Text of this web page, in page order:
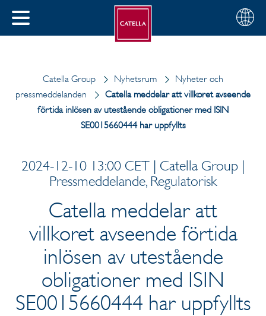
STÄNG
Välj
din
Svenska
Catella Group Nyhetsrum
Nyheter och
pressmeddelanden
Catella meddelar att villkoret avseende
förtida inlösen av utestående obligationer med ISIN
SE0015660444 har uppfyllts
2024-12-10 13:00 CET | Catella Group |
Pressmeddelande, Regulatorisk
Catella meddelar att
villkoret avseende förtida
inlösen av utestående
obligationer med ISIN
SE0015660444 har uppfyllts